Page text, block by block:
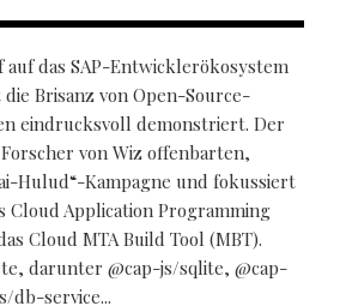
das SAP-Entwicklerökosystem
die Brisanz von Open-Source-
eindrucksvoll demonstriert. Der
von Wiz offenbarten,
Hulud“-Kampagne und fokussiert
Cloud Application Programming
Cloud MTA Build Tool (MBT).
darunter @cap-js/sqlite, @cap-
db-service...